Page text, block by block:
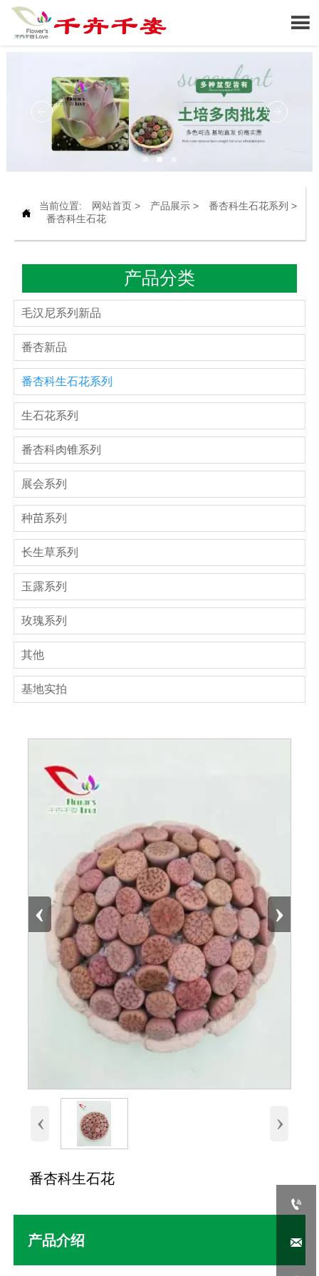


当前位置: 网站首页> 产品展示> 番杏科生石花系列 >
番杏科生石花
产品分类
毛汉尼系列新品
番杏新品
番杏科生石花系列
生石花系列
番杏科肉锥系列
展会系列
种苗系列
长生草系列
玉露系列
玫瑰系列
其他
基地实拍
‹ ›
‹ ›
番杏科生石花
产品介绍

